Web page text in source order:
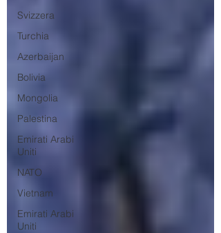
Svizzera
Turchia
Azerbaijan
Bolivia
Mongolia
Palestina
Emirati Arabi
Uniti
NATO
Vietnam
Emirati Arabi
Uniti